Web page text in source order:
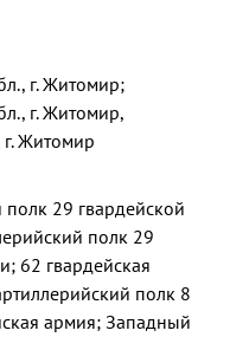
г. Житомир;
г. Житомир,
Житомир
29 гвардейской
полк 29
62 гвардейская
полк 8
армия; Западный